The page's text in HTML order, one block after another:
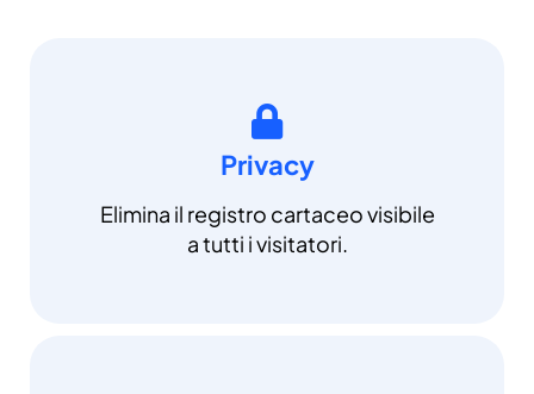
Privacy
Elimina il registro cartaceo visibile
a tutti i visitatori.